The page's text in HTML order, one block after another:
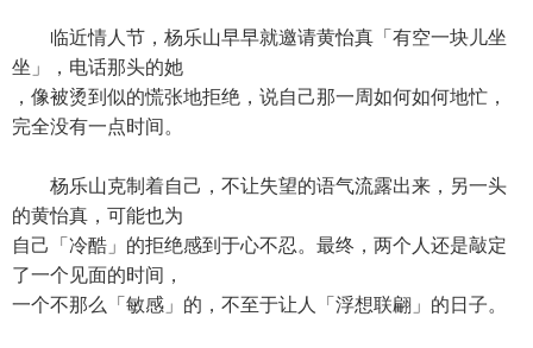
临近情人节，杨乐山早早就邀请黄怡真「有空一块儿坐
坐」，电话那头的她
，像被烫到似的慌张地拒绝，说自己那一周如何如何地忙，
完全没有一点时间。
杨乐山克制着自己，不让失望的语气流露出来，另一头
的黄怡真，可能也为
自己「冷酷」的拒绝感到于心不忍。最终，两个人还是敲定
了一个见面的时间，
一个不那么「敏感」的，不至于让人「浮想联翩」的日子。